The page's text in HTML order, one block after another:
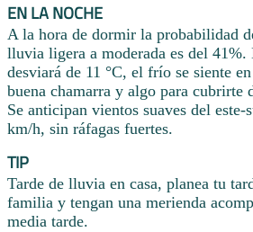
EN LA NOCHE
A la hora de dormir la probabilidad
lluvia ligera a moderada es del 41%.
desviará de 11 °C, el frío se siente
buena chamarra y algo para cubrirte
Se anticipan vientos suaves del este-
km/h, sin ráfagas fuertes.
TIP
Tarde de lluvia en casa, planea tu
familia y tengan una merienda
media tarde.